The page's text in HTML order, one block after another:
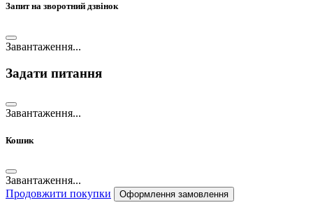
Запит на зворотний дзвінок
Завантаження...
Задати питання
Завантаження...
Кошик
Завантаження...
Продовжити покупки
Оформлення замовлення